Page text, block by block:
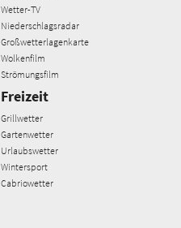
Wetter-TV
Niederschlagsradar
Großwetterlagenkarte
Wolkenfilm
Strömungsfilm
Freizeit
Grillwetter
Gartenwetter
Urlaubswetter
Wintersport
Cabriowetter